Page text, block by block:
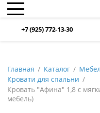
+7 (925) 772-13-30
Главная Каталог
Кровати для спальни
Кровать "Афина" 1,8 с
мебель)